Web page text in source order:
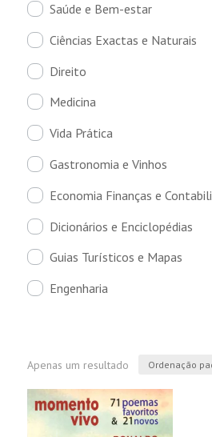
Saúde e Bem-estar
Ciências Exactas e Naturais
Direito
Medicina
Vida Prática
Gastronomia e Vinhos
Economia Finanças e
Dicionários e Enciclopédias
Guias Turísticos e Mapas
Engenharia
Apenas um resultado